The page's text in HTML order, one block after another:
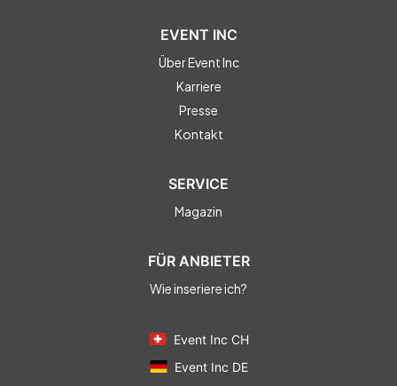
EVENT INC
Über Event Inc
Karriere
Presse
Kontakt
SERVICE
Magazin
FÜR ANBIETER
Wie inseriere ich?
Event Inc CH
Event Inc DE